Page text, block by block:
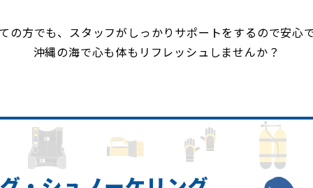
の方でも、スタッフがしっかりサポートをするので安心
沖縄の海で心も体もリフレッシュしませんか？